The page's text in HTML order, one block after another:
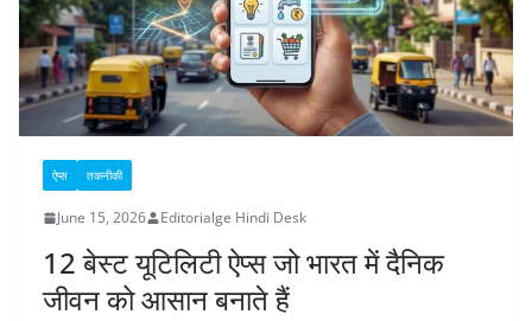
ऐप्स तकनीकी
June 15, 2026 Editorialge Hindi Desk
12 बेस्ट यूटिलिटी ऐप्स जो भारत में दैनिक
जीवन को आसान बनाते हैं